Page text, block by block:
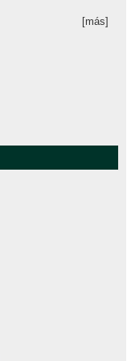
[más]